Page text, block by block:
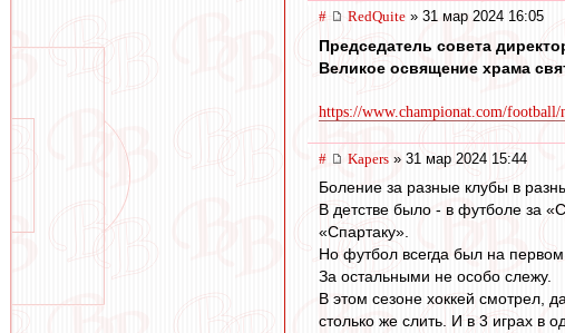
# RedQuite » 31 мар 2024 16:05
Председатель совета
Великое освящение храма
https://www.championat.com/
# Kapers » 31 мар 2024 15:44
Боление за разные клубы в
В детстве было - в футболе за
«Спартаку».
Но футбол всегда был на
За остальными не особо слежу.
В этом сезоне хоккей смотрел,
столько же слить. И в 3 играх в